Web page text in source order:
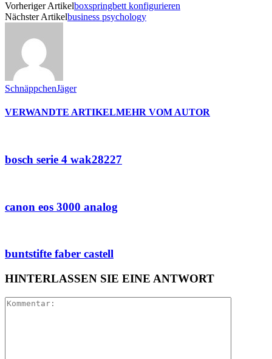
Vorheriger Artikelboxspringbett konfigurieren
Nächster Artikelbusiness psychology
SchnäppchenJäger
VERWANDTE ARTIKELMEHR VOM AUTOR
bosch serie 4 wak28227
canon eos 3000 analog
buntstifte faber castell
HINTERLASSEN SIE EINE ANTWORT